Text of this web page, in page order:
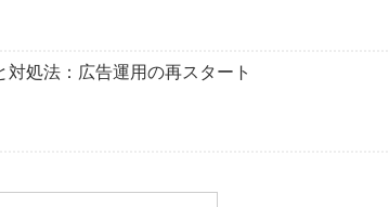
処法：広告運用の再スタート